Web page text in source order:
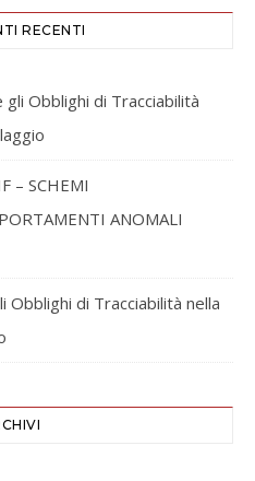
RECENTI
gli Obblighi di Tracciabilità
– SCHEMI
ANOMALI
Obblighi di Tracciabilità nella